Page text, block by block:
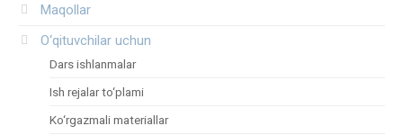
Maqollar
O‘qituvchilar uchun
Dars ishlanmalar
Ish rejalar to‘plami
Ko‘rgazmali materiallar